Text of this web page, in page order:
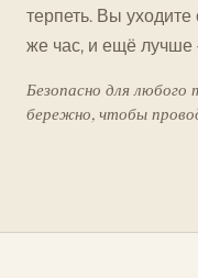
терпеть. Вы уходите
же час, и ещё лучше
Безопасно для
бережно, чтобы